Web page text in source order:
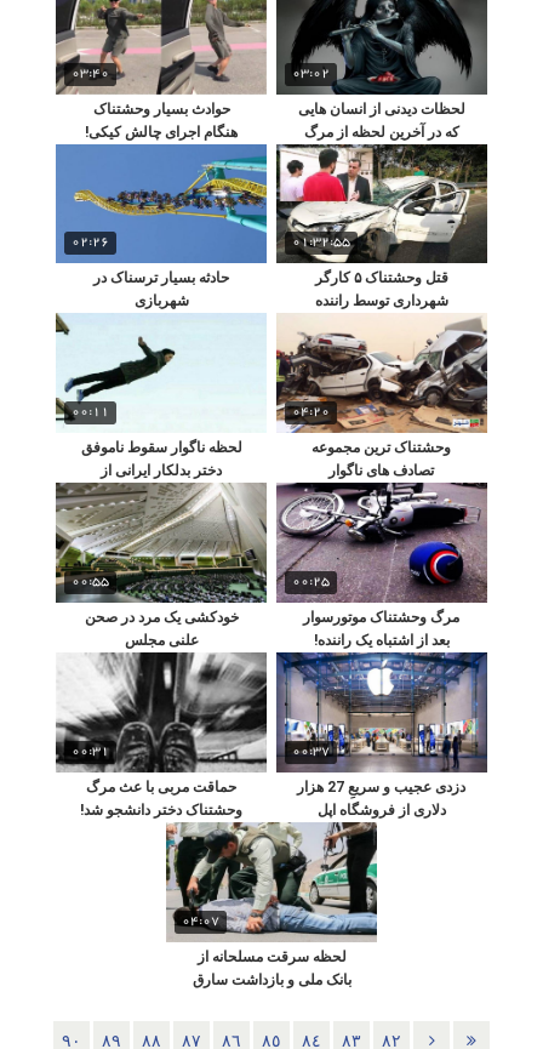
03:02
لحظات دیدنی از انسان هایی
که در آخرین لحظه از مرگ
نجات پیدا کردند
03:40
حوادث بسیار وحشتناک
هنگام اجرای چالش کیکی!
01:32:55
قتل وحشتناک ۵ کارگر
شهرداری توسط راننده
02:26
حادثه بسیار ترسناک در
شهربازی
04:20
وحشتناک ترین مجموعه
تصادف‌ های ناگوار
00:11
لحظه ناگوار سقوط ناموفق
دختر بدلکار ایرانی از
ساختمان
00:25
مرگ وحشتناک موتورسوار
بعد از اشتباه یک راننده!
00:55
خودکشی یک مرد در صحن
علنی مجلس
00:37
دزدی عجیب و سریعِ 27 هزار
دلاری از فروشگاه اپل
00:31
حماقت مربی با عث مرگ
وحشتناک دختر دانشجو شد!
04:07
لحظه سرقت مسلحانه از
بانک ملی و بازداشت سارق
٨٢ ٨٣ ٨٤ ٨٥ ٨٦ ٨٧ ٨٨ ٨٩ ٩٠